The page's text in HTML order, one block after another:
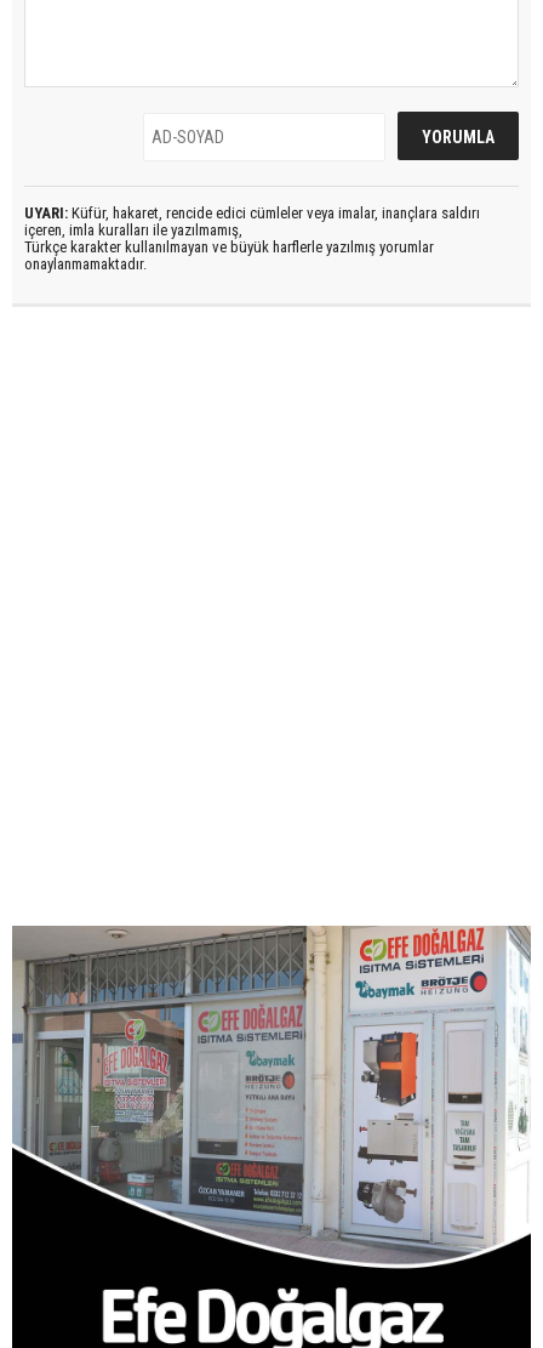
UYARI: Küfür, hakaret, rencide edici cümleler veya imalar, inançlara saldırı
içeren, imla kuralları ile yazılmamış,
Türkçe karakter kullanılmayan ve büyük harflerle yazılmış yorumlar
onaylanmamaktadır.